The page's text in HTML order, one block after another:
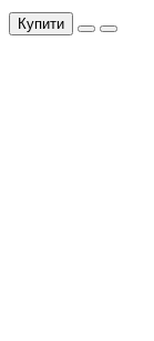
Купити